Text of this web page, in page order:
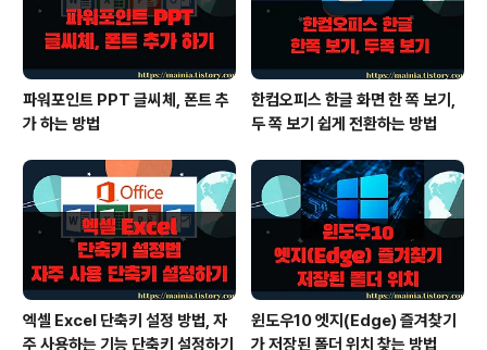
파워포인트 PPT 글씨체, 폰트 추
가 하는 방법
한컴오피스 한글 화면 한 쪽 보기,
두 쪽 보기 쉽게 전환하는 방법
엑셀 Excel 단축키 설정 방법, 자
주 사용하는 기능 단축키 설정하기
윈도우10 엣지(Edge) 즐겨찾기
가 저장된 폴더 위치 찾는 방법